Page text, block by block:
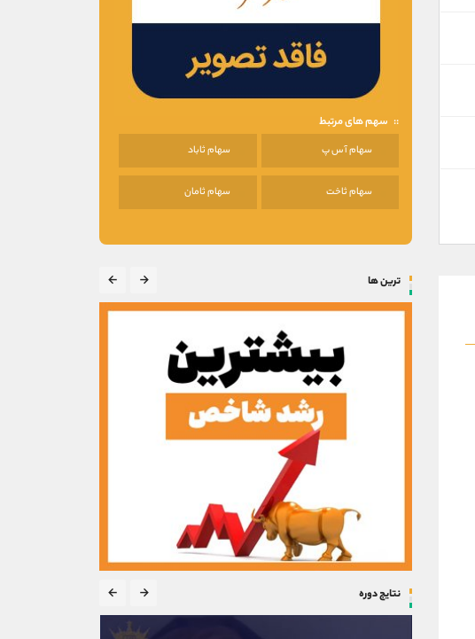
سهم های مرتبط
سهام آ س پ سهام ثاباد
سهام ثاخت سهام ثامان
ترین ها
نتایج دوره